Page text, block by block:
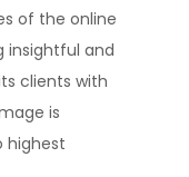
of the online
insightful and
clients with
is
highest